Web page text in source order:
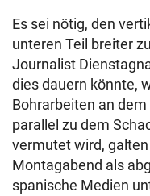
Es sei nötig, den
unteren Teil breiter
Journalist
dies dauern könnte,
Bohrarbeiten an
parallel zu dem
vermutet wird,
Montagabend als
spanische Medien